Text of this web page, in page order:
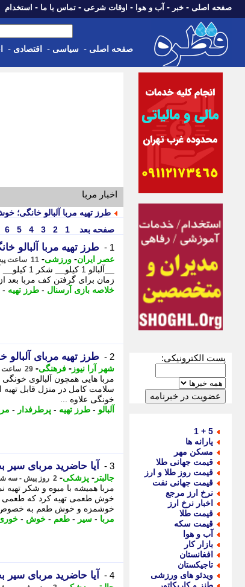
صفحه اصلی - خبر - آب و هوا - اوقات شرعی - تماس با ما - استخدام
صفحه اصلی - سیاسی - اقتصادی -
پست الکترونیکی:
5 + 1
یارانه ها
مسکن مهر
قیمت جهانی طلا
قیمت روز طلا و ارز
قیمت جهانی نفت
نرخ ارز مرجع
اخبار نرخ ارز
قیمت طلا
قیمت سکه
آب و هوا
بازار کار
افغانستان
تاجیکستان
ویدئو های ورزشی
اخبار مربا
طرز تهیه مربا آلبالو
صفحه بعد
1
2
3
4
5
6
1 - طرز تهیه مربا
عصر ایران- ورزشی- 11 ساعت پیش - پنجشنبه 15 مرداد 1405، 12:50
زمان برای گرفتن کف مربا بعد از بجوش آمدن، - 2 لحظه تلخ برخورد
خلاصه بازی آرسنال - طرز تهیه -
2 - طرز تهیه مربای
شهر آرا نیوز - فرهنگی- 29 ساعت پیش - چهارشنبه 14 مرداد 1405، 18:37
مربا هایی همچون آلبالوی خونگی
سلامت کامل در منزل قابل تهیه
خونگی علاوه ...
آلبالو - طرز تهیه - پرطرفدار -
3 - آیا حاضرید مربای سیر
جالبتر - پزشکی- 2 روز پیش - سه شنبه 13 مرداد 1405، 18:22
مربا همیشه با میوه و شکر تهیه
خوش طعمی تهیه کرد که طعمی
خوشمزه و خوش طعم به خصوص
مربا - سیر - طعم - خوش -
4 - آیا حاضرید مربای سیر